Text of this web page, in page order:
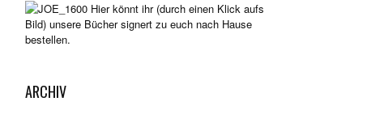
Hier könnt ihr (durch einen Klick aufs
Bild) unsere Bücher signert zu euch nach Hause
bestellen.
ARCHIV